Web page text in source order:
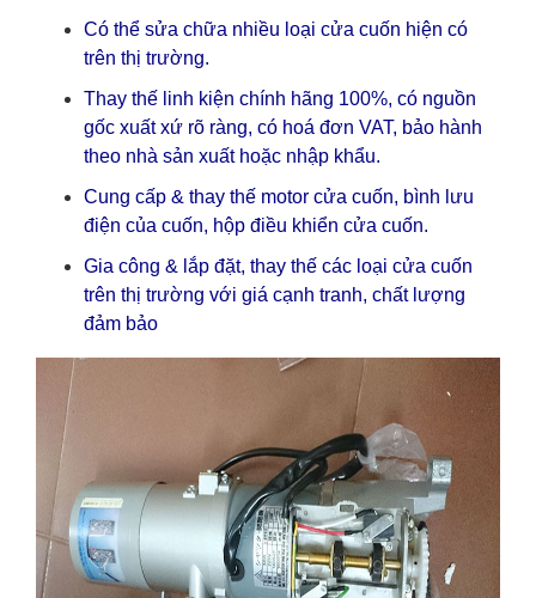
Có thể sửa chữa nhiều loại cửa cuốn hiện có
trên thị trường.
Thay thế linh kiện chính hãng 100%, có nguồn
gốc xuất xứ rõ ràng, có hoá đơn VAT, bảo hành
theo nhà sản xuất hoặc nhập khẩu.
Cung cấp & thay thế motor cửa cuốn, bình lưu
điện của cuốn, hộp điều khiển cửa cuốn.
Gia công & lắp đặt, thay thế các loại cửa cuốn
trên thị trường với giá cạnh tranh, chất lượng
đảm bảo